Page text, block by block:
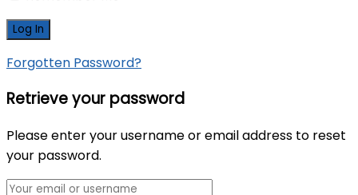
Forgotten Password?
Retrieve your password
Please enter your username or email address to reset
your password.